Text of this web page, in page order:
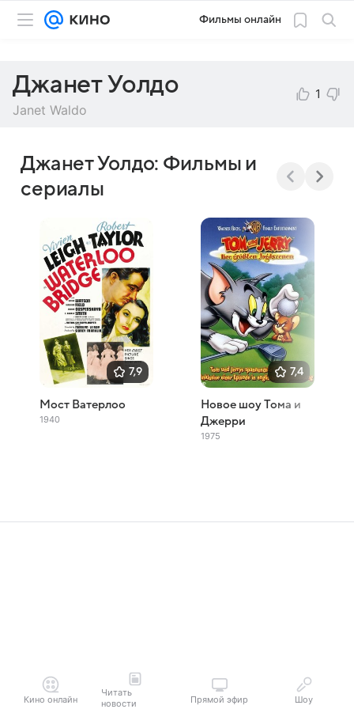
Фильмы онлайн
Джанет Уолдо
Janet Waldo
1
Джанет Уолдо: Фильмы и
сериалы
7,9
Мост Ватерлоо
1940
7,4
Новое шоу Тома и
Джерри
1975
Кино онлайн
Читать
новости
Прямой эфир Шоу